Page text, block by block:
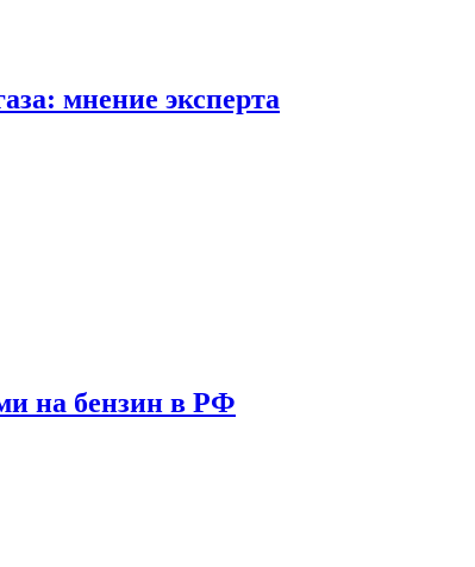
мнение эксперта
на бензин в РФ